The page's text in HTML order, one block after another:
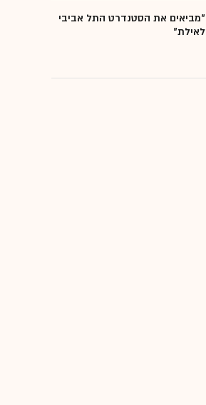
"מביאים את הסטנדרט התל אביבי
לאילת"